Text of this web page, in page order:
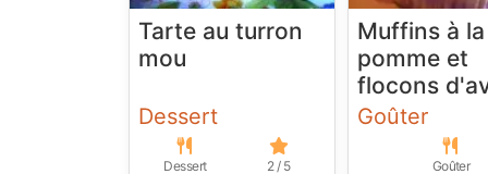
Tarte au turron
mou
Dessert
Dessert 2 / 5
Muffins à la
pomme et
flocons
Goûter
Goûter